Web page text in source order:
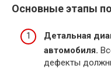
Основные этапы
Детальная
автомобиля.
дефекты